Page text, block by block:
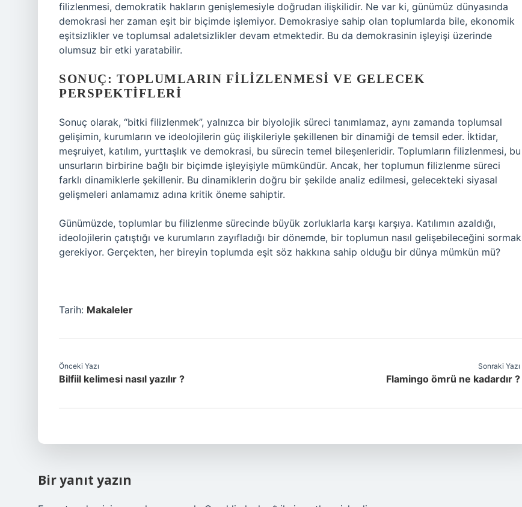
filizlenmesi, demokratik hakların genişlemesiyle doğrudan ilişkilidir. Ne var ki, günümüz dünyasında
demokrasi her zaman eşit bir biçimde işlemiyor. Demokrasiye sahip olan toplumlarda bile, ekonomik
eşitsizlikler ve toplumsal adaletsizlikler devam etmektedir. Bu da demokrasinin işleyişi üzerinde
olumsuz bir etki yaratabilir.
SONUÇ: TOPLUMLARIN FILIZLENMESI VE GELECEK
PERSPEKTIFLERI
Sonuç olarak, “bitki filizlenmek”, yalnızca bir biyolojik süreci tanımlamaz, aynı zamanda toplumsal
gelişimin, kurumların ve ideolojilerin güç ilişkileriyle şekillenen bir dinamiği de temsil eder. İktidar,
meşruiyet, katılım, yurttaşlık ve demokrasi, bu sürecin temel bileşenleridir. Toplumların filizlenmesi, bu
unsurların birbirine bağlı bir biçimde işleyişiyle mümkündür. Ancak, her toplumun filizlenme süreci
farklı dinamiklerle şekillenir. Bu dinamiklerin doğru bir şekilde analiz edilmesi, gelecekteki siyasal
gelişmeleri anlamamız adına kritik öneme sahiptir.
Günümüzde, toplumlar bu filizlenme sürecinde büyük zorluklarla karşı karşıya. Katılımın azaldığı,
ideolojilerin çatıştığı ve kurumların zayıfladığı bir dönemde, bir toplumun nasıl gelişebileceğini sormak
gerekiyor. Gerçekten, her bireyin toplumda eşit söz hakkına sahip olduğu bir dünya mümkün mü?
Tarih: Makaleler
Önceki Yazı
Bilfiil kelimesi nasıl yazılır ?
Sonraki Yazı
Flamingo ömrü ne kadardır ?
Bir yanıt yazın